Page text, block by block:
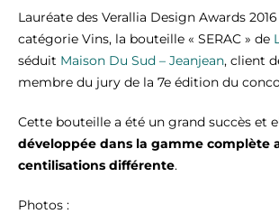
Lauréate des Verallia Design Awards
catégorie Vins, la bouteille « SERAC » de
séduit Maison Du Sud – Jeanjean, client
membre du jury de la 7e édition du
Cette bouteille a été un grand succès et
développée dans la gamme complète
centilisations différente.
Photos :